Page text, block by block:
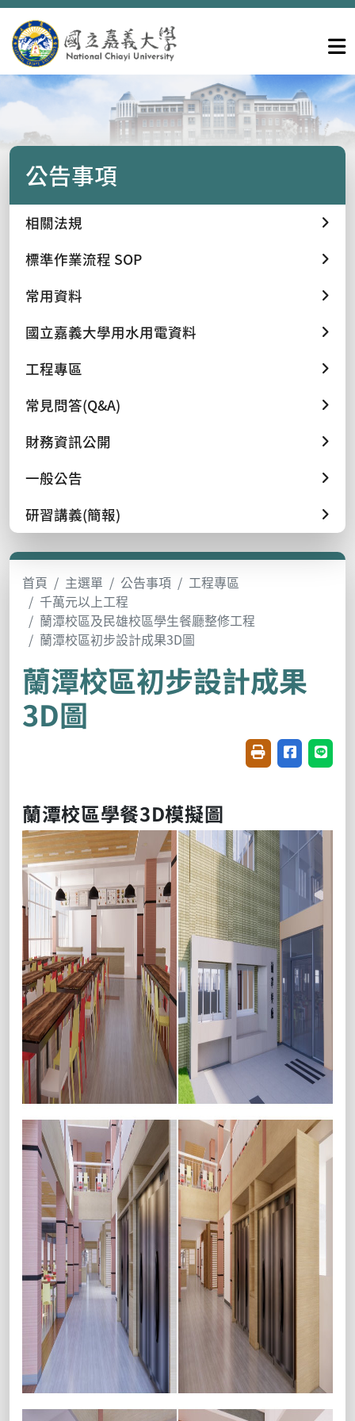
公告事項
相關法規
標準作業流程 SOP
常用資料
國立嘉義大學用水用電資料
工程專區
常見問答(Q&A)
財務資訊公開
一般公告
研習講義(簡報)
首頁 主選單 公告事項
工程專區
千萬元以上工程
蘭潭校區及民雄校區學生餐廳整修工程
蘭潭校區初步設計成果3D圖
蘭潭校區初步設計成果
3D圖
友善列印(開新視
分享至臉書
分享
蘭潭校區學餐3D模擬圖